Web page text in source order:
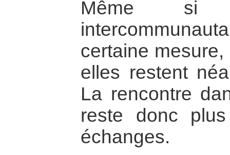
Même si
certaine
elles restent
La rencontre
reste donc
échanges.